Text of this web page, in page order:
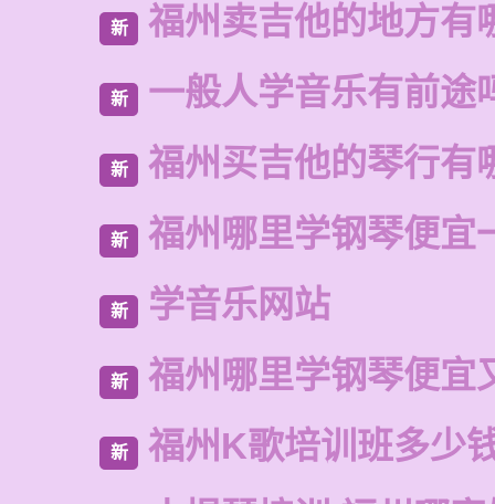
新 福州卖吉他的地方有
新 一般人学音乐有前途
新 福州买吉他的琴行有
新 福州哪里学钢琴便宜
新 学音乐网站
新 福州哪里学钢琴便宜
新 福州K歌培训班多少